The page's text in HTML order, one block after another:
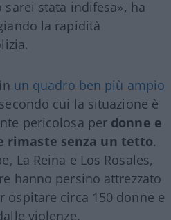
stata indifesa», ha
la rapidità
un quadro ben più ampio
cui la situazione è
pericolosa per donne e
senza un tetto.
La Reina e Los Rosales,
hanno persino attrezzato
ospitare circa 150 donne e
violenze.